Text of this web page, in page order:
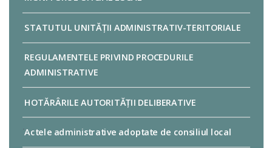
STATUTUL UNITĂȚII ADMINISTRATIV-TERITORIALE
REGULAMENTELE PRIVIND PROCEDURILE
ADMINISTRATIVE
HOTĂRÂRILE AUTORITĂȚII DELIBERATIVE
Actele administrative adoptate de consiliul local